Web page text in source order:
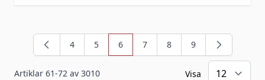
Artiklar 61-72 av 3010
Sida
4 Sida
5 You're currently reading page
6 Sida
7 Sida
8 Sida
9
Visa